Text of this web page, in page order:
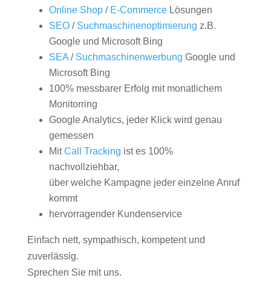
Online Shop/ E-CommerceLösungen
SEO/ Suchmaschinenoptimierung z.B.
Google und Microsoft Bing
SEA/ Suchmaschinenwerbung Google und
Microsoft Bing
100% messbarer Erfolg mit monatlichem
Monitorring
Google Analytics, jeder Klick wird genau
gemessen
MitCall Tracking ist es 100%
nachvollziehbar,
über welche Kampagne jeder einzelne Anruf
kommt
hervorragender Kundenservice
Einfach nett, sympathisch, kompetent und
zuverlässig.
Sprechen Sie mit uns.